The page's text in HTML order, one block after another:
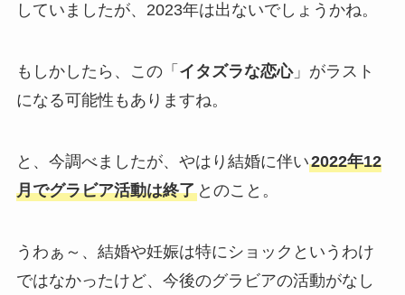
していましたが、2023年は出ないでしょうかね。
もしかしたら、この「 イタズラな恋心」がラスト
になる可能性もありますね。
と、今調べましたが、やはり結婚に伴い2022年12
月でグラビア活動は終了とのこと。
うわぁ～、結婚や妊娠は特にショックというわけ
ではなかったけど、今後のグラビアの活動がなし